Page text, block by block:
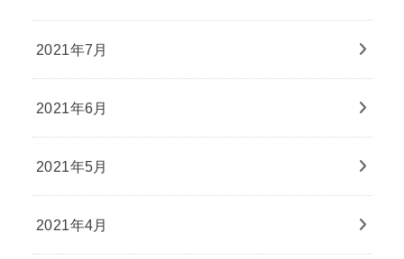
2021年7月
2021年6月
2021年5月
2021年4月